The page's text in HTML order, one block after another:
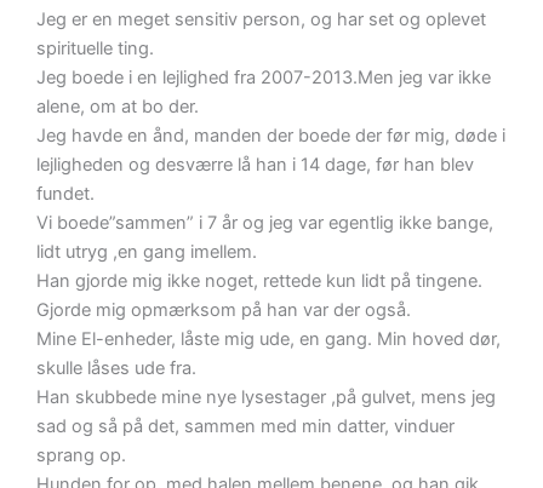
Jeg er en meget sensitiv person, og har set og oplevet
spirituelle ting.
Jeg boede i en lejlighed fra 2007-2013.Men jeg var ikke
alene, om at bo der.
Jeg havde en ånd, manden der boede der før mig, døde i
lejligheden og desværre lå han i 14 dage, før han blev
fundet.
Vi boede”sammen” i 7 år og jeg var egentlig ikke bange,
lidt utryg ,en gang imellem.
Han gjorde mig ikke noget, rettede kun lidt på tingene.
Gjorde mig opmærksom på han var der også.
Mine El-enheder, låste mig ude, en gang. Min hoved dør,
skulle låses ude fra.
Han skubbede mine nye lysestager ,på gulvet, mens jeg
sad og så på det, sammen med min datter, vinduer
sprang op.